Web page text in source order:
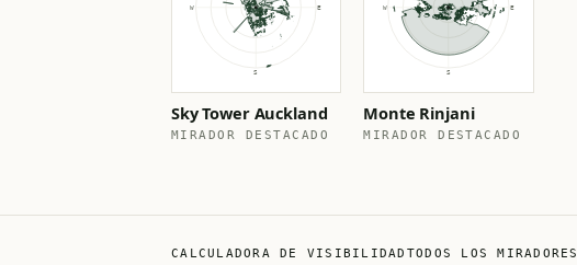
Sky Tower Auckland
MIRADOR DESTACADO
Monte Rinjani
MIRADOR DESTACADO
CALCULADORA DE VISIBILIDAD TODOS LOS MIRADORES